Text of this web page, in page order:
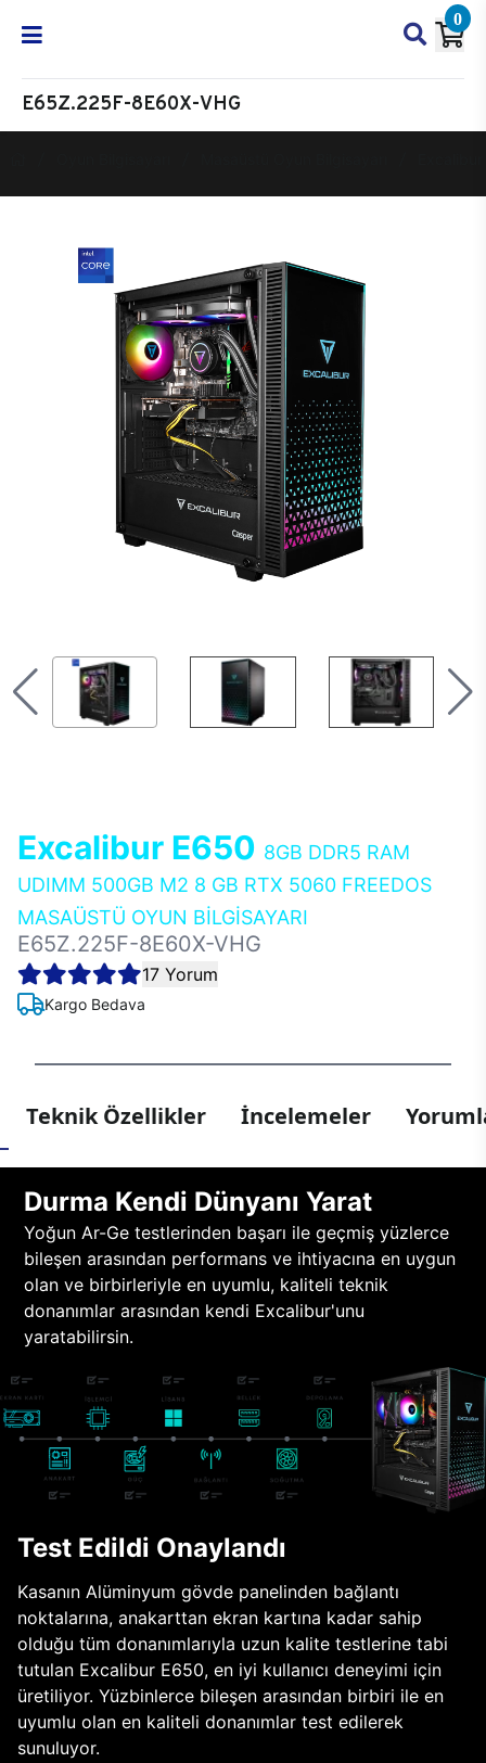
0
E65Z.225F-8E60X-VHG
Excalibur E650 8GB DDR5 RAM
UDIMM 500GB M2 8 GB RTX 5060 FREEDOS
MASAÜSTÜ OYUN BİLGİSAYARI
E65Z.225F-8E60X-VHG
17 Yorum
Kargo Bedava
Teknik Özellikler İncelemeler
Durma Kendi Dünyanı Yarat
Yoğun Ar-Ge testlerinden başarı ile geçmiş yüzlerce
bileşen arasından performans ve ihtiyacına en uygun
olan ve birbirleriyle en uyumlu, kaliteli teknik
donanımlar arasından kendi Excalibur'unu
yaratabilirsin.
Test Edildi Onaylandı
Kasanın Alüminyum gövde panelinden bağlantı
noktalarına, anakarttan ekran kartına kadar sahip
olduğu tüm donanımlarıyla uzun kalite testlerine tabi
tutulan Excalibur E650, en iyi kullanıcı deneyimi için
üretiliyor. Yüzbinlerce bileşen arasından birbiri ile en
uyumlu olan en kaliteli donanımlar test edilerek
sunuluyor.